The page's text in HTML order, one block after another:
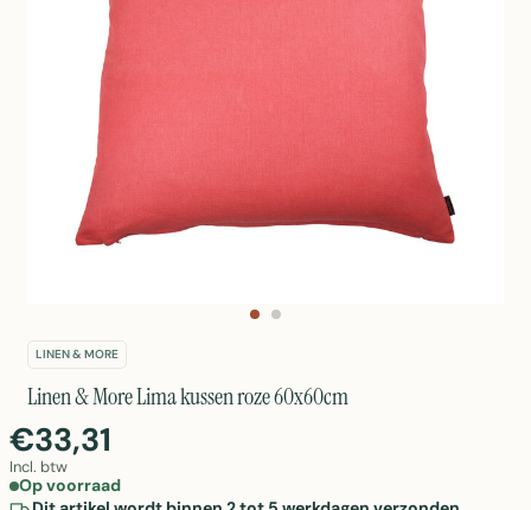
LINEN & MORE
Linen & More Lima kussen roze 60x60cm
€33,31
Incl. btw
Op voorraad